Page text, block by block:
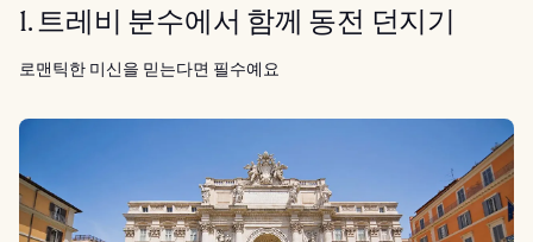
1. 트레비 분수에서 함께 동전 던지기
로맨틱한 미신을 믿는다면 필수예요